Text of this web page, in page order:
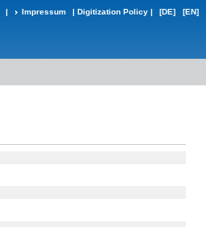
| Impressum | Digitization Policy | [DE] [EN]